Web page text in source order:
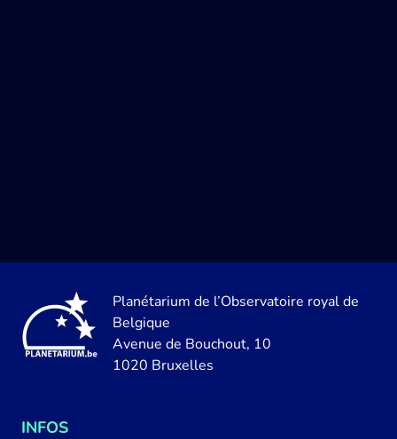
Planétarium de l’Observatoire royal de
Belgique
Avenue de Bouchout, 10
1020 Bruxelles
INFOS